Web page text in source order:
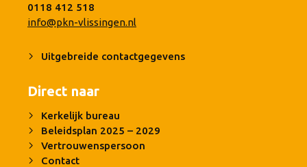
0118 412 518
info@pkn-vlissingen.nl
Uitgebreide contactgegevens
Direct naar
Kerkelijk bureau
Beleidsplan 2025 – 2029
Vertrouwenspersoon
Contact